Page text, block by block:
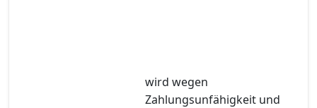
wird wegen
Zahlungsunfähigkeit und